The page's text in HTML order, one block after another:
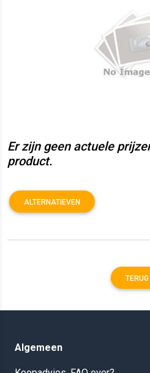
Er zijn geen actuele
product.
ALTERNATIEVEN
TERUG
Algemeen